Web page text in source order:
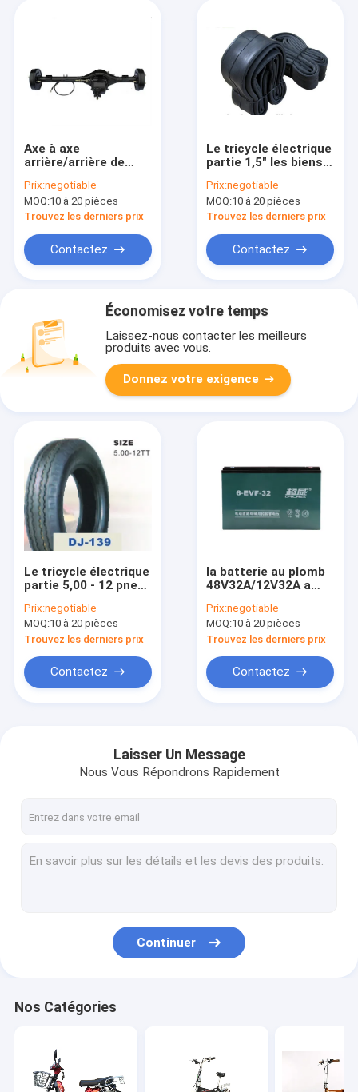
Maison
Vidéos
Axe à axe
arrière/arrière de
moteur commun de
tricycle de
différentiel
Prix:negotiable
MOQ:10 à 20 pièces
Trouvez les derniers prix
Contactez
Le tricycle électrique
partie 1,5" les biens
imperméables de
chambre à air de
largeur
Prix:negotiable
MOQ:10 à 20 pièces
Trouvez les derniers prix
Contactez
Économisez votre temps
Laissez-nous contacter les meilleurs
produits avec vous.
Donnez votre exigence
Le tricycle électrique
partie 5,00 - 12 pneu
roues avec le
contenu 37%-56% en
caoutchouc
Prix:negotiable
MOQ:10 à 20 pièces
Trouvez les derniers prix
Contactez
la batterie au plomb
48V32A/12V32A a
électrique de tricycle
avec le gel de
silicone
Prix:negotiable
MOQ:10 à 20 pièces
Trouvez les derniers prix
Contactez
Laisser Un Message
Nous Vous Répondrons Rapidement
Continuer
Nos Catégories